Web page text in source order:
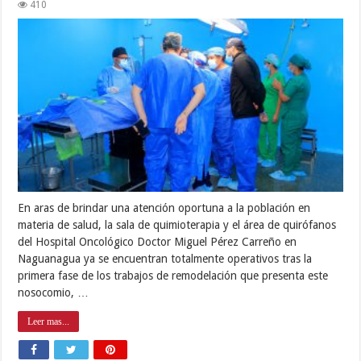
410
En aras de brindar una atención oportuna a la población en
materia de salud, la sala de quimioterapia y el área de quirófanos
del Hospital Oncológico Doctor Miguel Pérez Carreño en
Naguanagua ya se encuentran totalmente operativos tras la
primera fase de los trabajos de remodelación que presenta este
nosocomio, …
Leer mas...